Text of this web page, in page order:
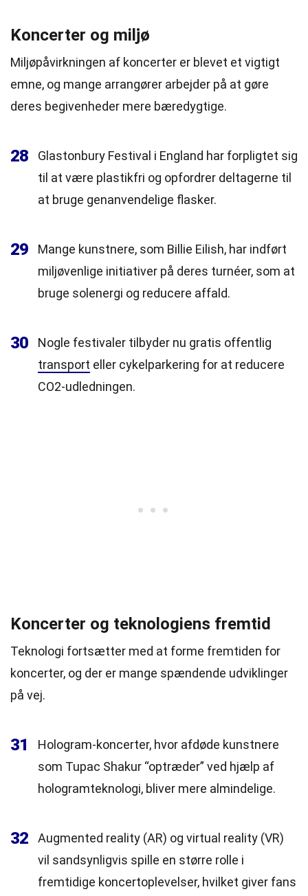
Koncerter og miljø
Miljøpåvirkningen af koncerter er blevet et vigtigt
emne, og mange arrangører arbejder på at gøre
deres begivenheder mere bæredygtige.
28
Glastonbury Festival i England har forpligtet sig
til at være plastikfri og opfordrer deltagerne til
at bruge genanvendelige flasker.
29
Mange kunstnere, som Billie Eilish, har indført
miljøvenlige initiativer på deres turnéer, som at
bruge solenergi og reducere affald.
30
Nogle festivaler tilbyder nu gratis offentlig
transport eller cykelparkering for at reducere
CO2-udledningen.
Koncerter og teknologiens fremtid
Teknologi fortsætter med at forme fremtiden for
koncerter, og der er mange spændende udviklinger
på vej.
31
Hologram-koncerter, hvor afdøde kunstnere
som Tupac Shakur “optræder” ved hjælp af
hologramteknologi, bliver mere almindelige.
32
Augmented reality (AR) og virtual reality (VR)
vil sandsynligvis spille en større rolle i
fremtidige koncertoplevelser, hvilket giver fans